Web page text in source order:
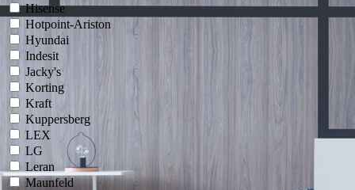
Hisense
Hotpoint-Ariston
Hyundai
Indesit
Jacky's
Korting
Kraft
Kuppersberg
LEX
LG
Leran
Maunfeld